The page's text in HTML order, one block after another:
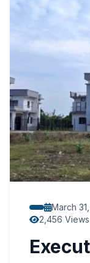
March
2,456 Views